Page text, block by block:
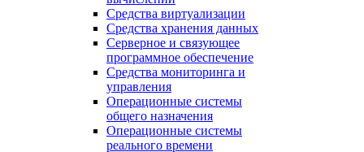
Средства виртуализации
Средства хранения данных
Серверное и связующее
программное обеспечение
Средства мониторинга и
управления
Операционные системы
общего назначения
Операционные системы
реального времени